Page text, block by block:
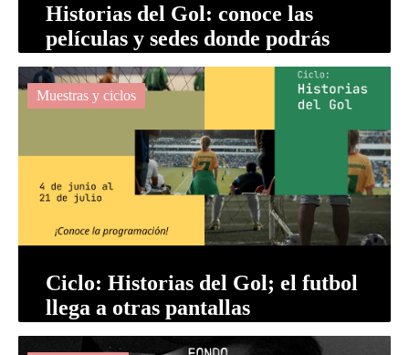
Historias del Gol: conoce las
películas y sedes donde podrás
ver el ciclo de cine mexicano
sobre ...
Muestras y ciclos
Ciclo: Historias del Gol; el futbol
llega a otras pantallas